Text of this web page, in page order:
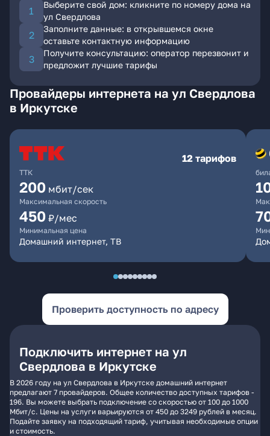
Выберите свой дом: кликните по номеру дома на
ул Свердлова
Заполните данные: в открывшемся окне
оставьте контактную информацию
Получите консультацию: оператор перезвонит и
предложит лучшие тарифы
Провайдеры интернета на ул Свердлова
в Иркутске
ТТК
12 тарифов
200 мбит/сек
Максимальная скорость
450 ₽/мес
Минимальная цена
Домашний интернет, ТВ
Проверить доступность по адресу
Подключить интернет на ул
Свердлова в Иркутске
В 2026 году на ул Свердлова в Иркутске домашний интернет
предлагают 7 провайдеров. Общее количество доступных тарифов -
196. Вы можете выбрать подключение со скоростью от 100 до 1000
Мбит/с. Цены на услуги варьируются от 450 до 3249 рублей в месяц.
Подайте заявку на подходящий тариф, учитывая необходимые опции
и стоимость.